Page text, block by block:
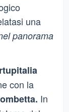
una
panorama
con la
In